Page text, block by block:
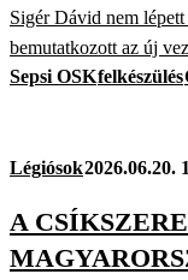
Sigér Dávid nem
bemutatkozott az új
Sepsi OSKfelkészülés
Légiósok2026.06.20.
A